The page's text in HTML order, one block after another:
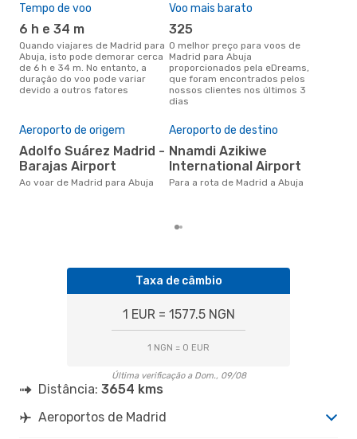
Tempo de voo
6 h e 34 m
Quando viajares de Madrid para
Abuja, isto pode demorar cerca
de 6 h e 34 m. No entanto, a
duração do voo pode variar
devido a outros fatores
Voo mais barato
325
O melhor preço para voos de
Madrid para Abuja
proporcionados pela eDreams,
que foram encontrados pelos
nossos clientes nos últimos 3
dias
Aeroporto de origem
Adolfo Suárez Madrid -
Barajas Airport
Ao voar de Madrid para Abuja
Aeroporto de destino
Nnamdi Azikiwe
International Airport
Para a rota de Madrid a Abuja
Taxa de câmbio
1 EUR = 1577.5 NGN
1 NGN = 0 EUR
Última verificação a Dom., 09/08
Distância: 3654 kms
Aeroportos de Madrid